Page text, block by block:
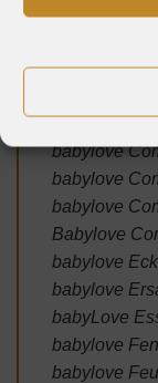
babylove BS
babylove
babylove BS
babylove
babylove
babylove
babylove
babylove
Babylove
babylove
babylove
babyLove
babylove
babylove